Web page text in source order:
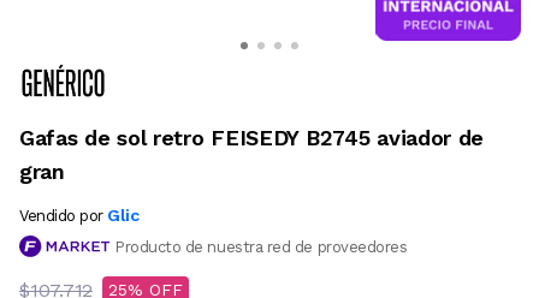
Gafas de sol retro FEISEDY B2745 aviador de
gran
Vendido por Glic
Producto de nuestra red de proveedores
$107.712 25